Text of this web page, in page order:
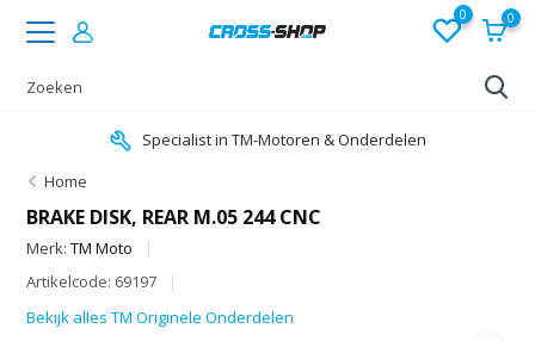
0 0
Specialist in TM-Motoren & Onderdelen
Home
BRAKE DISK, REAR M.05 244 CNC
Merk:TM Moto
Artikelcode: 69197
Bekijk alles TM Originele Onderdelen